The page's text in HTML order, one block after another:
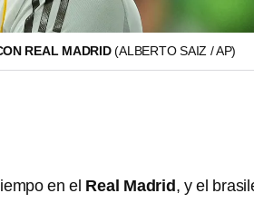
REAL MADRID(ALBERTO SAIZ / AP)
en el Real Madrid , y el